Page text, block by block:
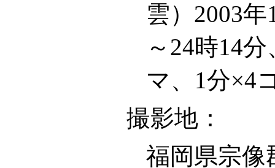
雲）2003
～24時14
マ、1分×4
撮影地：
福岡県宗像